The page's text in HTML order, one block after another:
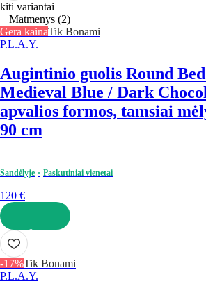
kiti variantai
+ Matmenys (2)
Gera kainaTik Bonami
P.L.A.Y.
Augintinio guolis Round
Medieval Blue / Dark
apvalios formos, tamsiai
90 cm
Sandėlyje Paskutiniai vienetai
120 €
Į KREPŠELĮ
-17%Tik Bonami
P.L.A.Y.